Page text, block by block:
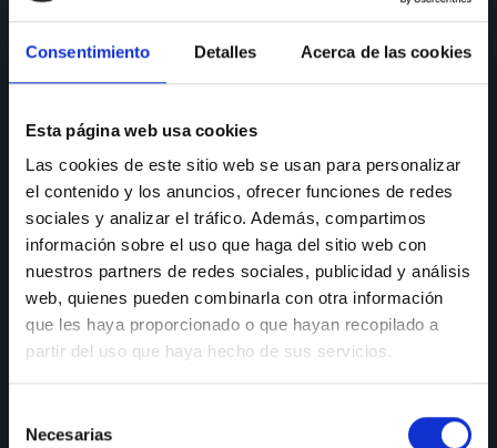
Consentimiento Detalles Acerca de las cookies
Esta página web usa cookies
Las cookies de este sitio web se usan para personalizar
el contenido y los anuncios, ofrecer funciones de redes
sociales y analizar el tráfico. Además, compartimos
información sobre el uso que haga del sitio web con
nuestros partners de redes sociales, publicidad y análisis
web, quienes pueden combinarla con otra información
que les haya proporcionado o que hayan recopilado a
partir del uso que haya hecho de sus servicios.
Necesarias
Teléfono de consulta:
91 606 42 43
Móvil: 636 59 60 42
E-mail:info@nectali.com
SHOWROOM
Timanfaya, 15, 17 y 19
28970 Humanes de Madrid
Sábados de: